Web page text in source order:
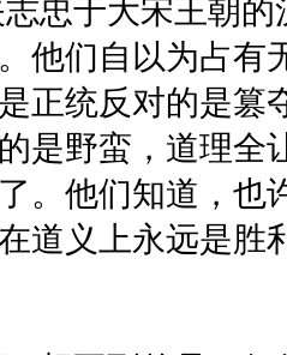
忠于大宋王朝的
他们自以为占有
正统反对的是篡
是野蛮，道理全
。他们知道，也
道义上永远是胜